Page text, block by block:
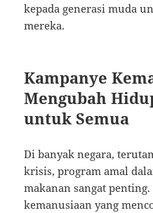
kepada generasi muda
mereka.
Kampanye
Mengubah
untuk Semua
Di banyak negara,
krisis, program amal
makanan sangat
kemanusiaan yang